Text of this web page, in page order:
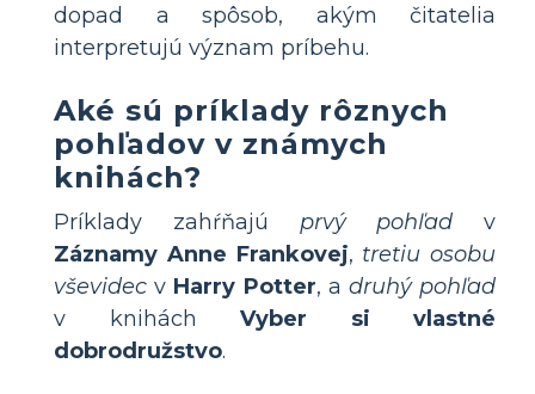
dopad a spôsob, akým čitatelia
interpretujú význam príbehu.
Aké sú príklady rôznych
pohľadov v známych
knihách?
Príklady zahŕňajú prvý pohľad v
Záznamy Anne Frankovej, tretiu osobu
vševidec v Harry Potter, a druhý pohľad
v knihách Vyber si vlastné
dobrodružstvo.